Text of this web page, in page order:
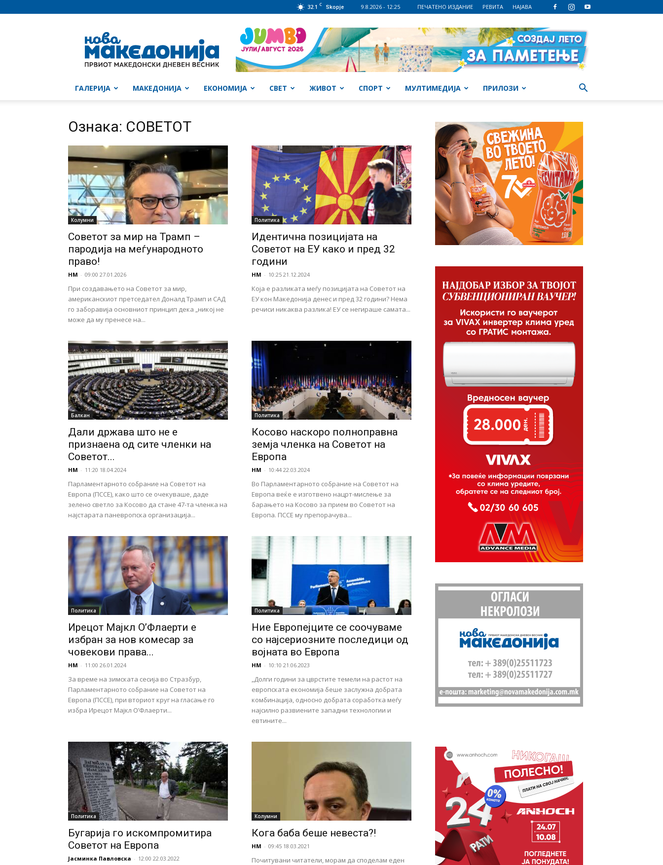
32.1 C Skopje 9.8.2026 - 12:25 ПЕЧАТЕНО ИЗДАНИЕ РЕВИТА НАЈАВА
Македонија
ГАЛЕРИЈА МАКЕДОНИЈА ЕКОНОМИЈА СВЕТ ЖИВОТ СПОРТ МУЛТИМЕДИЈА ПРИЛОЗИ
Ознака: СОВЕТОТ
Колумни
Советот за мир на Трамп –
пародија на меѓународното
право!
НМ - 09:00 27.01.2026
При создавањето на Советот за мир,
американскиот претседател Доналд Трамп и САД
го заборавија основниот принцип дека „никој не
може да му пренесе на...
Политика
Идентична позицијата на
Советот на ЕУ како и пред 32
години
НМ - 10:25 21.12.2024
Која е разликата меѓу позицијата на Советот на
ЕУ кон Македонија денес и пред 32 години? Нема
речиси никаква разлика! ЕУ се негираше самата...
Балкан
Дали држава што не е
признаена од сите членки на
Советот...
НМ - 11:20 18.04.2024
Парламентарното собрание на Советот на
Европа (ПССЕ), како што се очекуваше, даде
зелено светло за Косово да стане 47-та членка на
најстарата паневропска организација...
Политика
Косово наскоро полноправна
земја членка на Советот на
Европа
НМ - 10:44 22.03.2024
Во Парламентарното собрание на Советот на
Европа веќе е изготвено нацрт-мислење за
барањето на Косово за прием во Советот на
Европа. ПССЕ му препорачува...
Политика
Ирецот Мајкл О’Флаерти е
избран за нов комесар за
човекови права...
НМ - 11:00 26.01.2024
За време на зимската сесија во Стразбур,
Парламентарното собрание на Советот на
Европа (ПССЕ), при вториот круг на гласање го
избра Ирецот Мајкл О’Флаерти...
Политика
Ние Европејците се соочуваме
со најсериозните последици од
војната во Европа
НМ - 10:10 21.06.2023
„Долги години за цврстите темели на растот на
европската економија беше заслужна добрата
комбинација, односно добрата соработка меѓу
најсилно развиените западни технологии и
евтините...
Политика
Бугарија го искомпромитира
Советот на Европа
Јасминка Павловска - 12:00 22.03.2022
Колумни
Кога баба беше невеста?!
НМ - 09:45 18.03.2021
Почитувани читатели, морам да споделам еден